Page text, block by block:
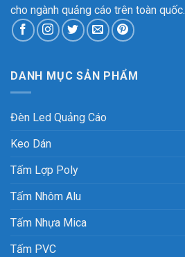
cho ngành quảng cáo trên toàn quốc.
DANH MỤC SẢN PHẨM
Đèn Led Quảng Cáo
Keo Dán
Tấm Lợp Poly
Tấm Nhôm Alu
Tấm Nhựa Mica
Tấm PVC